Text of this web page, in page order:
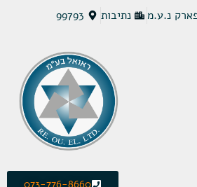
נתיבות 99793
073-776-8660